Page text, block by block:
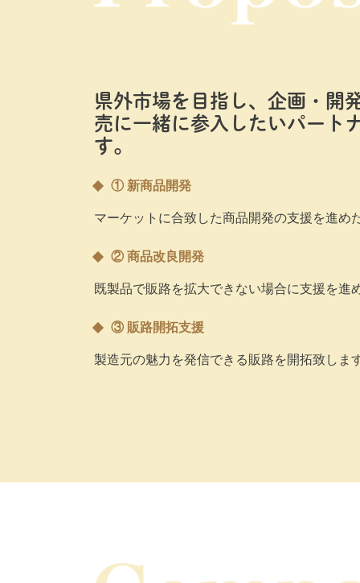
県外市場を目指し、企画・開
売に一緒に参入したいパート
す。
① 新商品開発
マーケットに合致した商品開発の支援を進め
② 商品改良開発
既製品で販路を拡大できない場合に支援を進
③ 販路開拓支援
製造元の魅力を発信できる販路を開拓致しま